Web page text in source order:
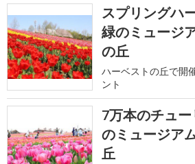
スプリングハ
緑のミュージ
の丘
ハーベストの丘で開
ント
7万本のチュ
のミュージア
丘